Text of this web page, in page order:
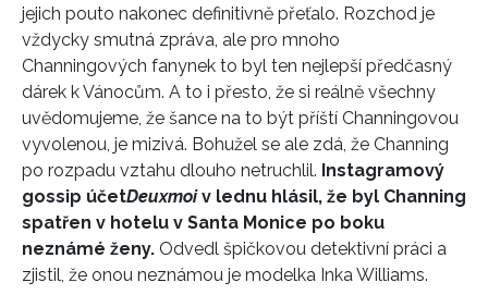
jejich pouto nakonec definitivně přeťalo. Rozchod je
vždycky smutná zpráva, ale pro mnoho
Channingových fanynek to byl ten nejlepší předčasný
dárek k Vánocům. A to i přesto, že si reálně všechny
uvědomujeme, že šance na to být příští Channingovou
vyvolenou, je mizivá. Bohužel se ale zdá, že Channing
po rozpadu vztahu dlouho netruchlil. Instagramový
gossip účetDeuxmoiv lednu hlásil, že byl Channing
spatřen v hotelu v Santa Monice po boku
neznámé ženy. Odvedl špičkovou detektivní práci a
zjistil, že onou neznámou je modelka Inka Williams.